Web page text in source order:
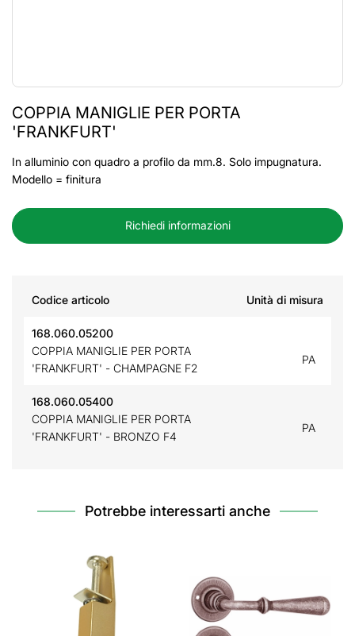
COPPIA MANIGLIE PER PORTA
'FRANKFURT'
In alluminio con quadro a profilo da mm.8. Solo impugnatura.
Modello = finitura
Richiedi informazioni
Codice articolo Unità di misura
168.060.05200
COPPIA MANIGLIE PER PORTA
'FRANKFURT' - CHAMPAGNE F2
PA
168.060.05400
COPPIA MANIGLIE PER PORTA
'FRANKFURT' - BRONZO F4
PA
Potrebbe interessarti anche